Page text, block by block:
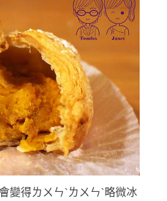
變得ㄌㄨㄣˋㄌㄨㄣˋ略微冰